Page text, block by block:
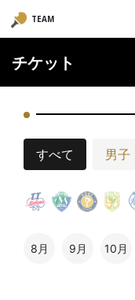
TEAM
チケット
すべて 男子
8月 9月 10月